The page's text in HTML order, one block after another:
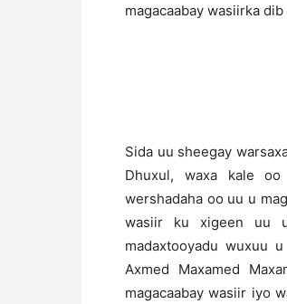
magacaabay wasiirka
Sida uu sheegay
Dhuxul, waxa kale oo
wershadaha oo uu u
wasiir ku xigeen uu u
madaxtooyadu wuxuu
Axmed Maxamed
magacaabay wasiir iyo